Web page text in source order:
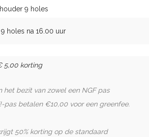
9 holes
holes na 16.00 uur
5,00 korting
het bezit van zowel een NGF pas
pas betalen €10,00 voor een greenfee.
50% korting op de standaard